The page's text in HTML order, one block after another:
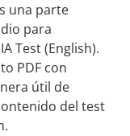
una parte
para
Test (English).
PDF con
útil de
del test